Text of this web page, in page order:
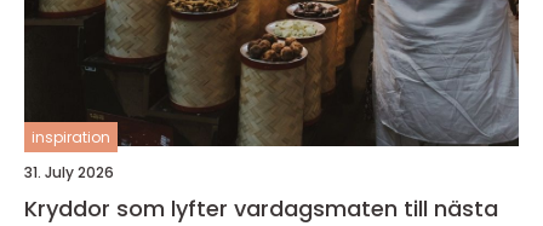
inspiration
31. July 2026
Kryddor som lyfter vardagsmaten till nästa